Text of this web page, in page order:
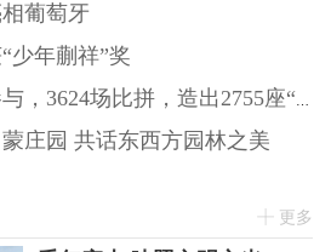
葡萄牙
少年蒯祥”奖
苏港澳3918名学生参与，3624场比拼，造出2755座“迷你园林”
庄园 共话东西方园林之美
更多